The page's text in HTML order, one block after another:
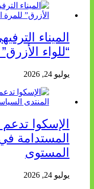
الميناء
“للواء الأزرق”
يوليو 24, 2026
الإسكوا تدعم
المستدامة
المستوى
يوليو 24, 2026